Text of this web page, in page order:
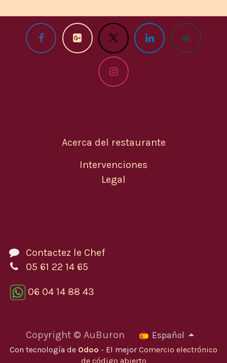
Acerca del restaurante
Intervenciones
Legal
Contactez le Chef
05 61 22 14 65
06 04 14 88 43
Copyright © AuBuron Español
Con tecnología de Odoo - El mejor Comercio electrónico
de código abierto